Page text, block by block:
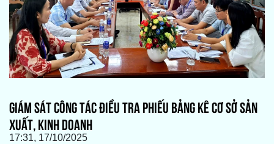
GIÁM SÁT CÔNG TÁC ĐIỀU TRA PHIẾU BẢNG KÊ CƠ SỞ SẢN
XUẤT, KINH DOANH
17:31, 17/10/2025